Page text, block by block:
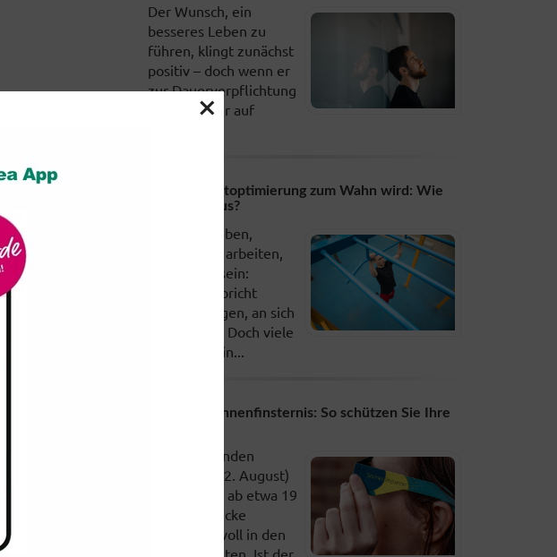
Der Wunsch, ein
besseres Leben zu
führen, klingt zunächst
positiv – doch wenn er
zur Dauerverpflichtung
wird, kann er auf
Wenn Selbstoptimierung zum Wahn wird: Wie
steige ich aus?
Gesünder leben,
produktiver arbeiten,
glücklicher sein:
Eigentlich spricht
nichts dagegen, an sich
zu arbeiten. Doch viele
setzen sich in...
Partielle Sonnenfinsternis: So schützen Sie Ihre
Am kommenden
Mittwoch (12. August)
dürften sich ab etwa 19
Uhr viele Blicke
erwartungsvoll in den
Himmel richten. Ist der
×